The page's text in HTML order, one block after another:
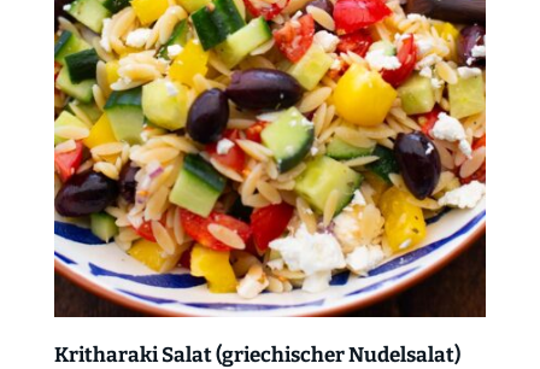
Kritharaki Salat (griechischer Nudelsalat)